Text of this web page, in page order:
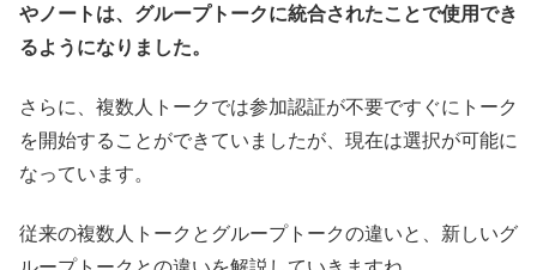
やノートは、 グループトークに統合されたことで使用でき
るようになりました。
さらに、複数人トークでは参加認証が不要ですぐにトーク
を開始することができていましたが、現在は選択が可能に
なっています。
従来の複数人トークとグループトークの違いと、新しいグ